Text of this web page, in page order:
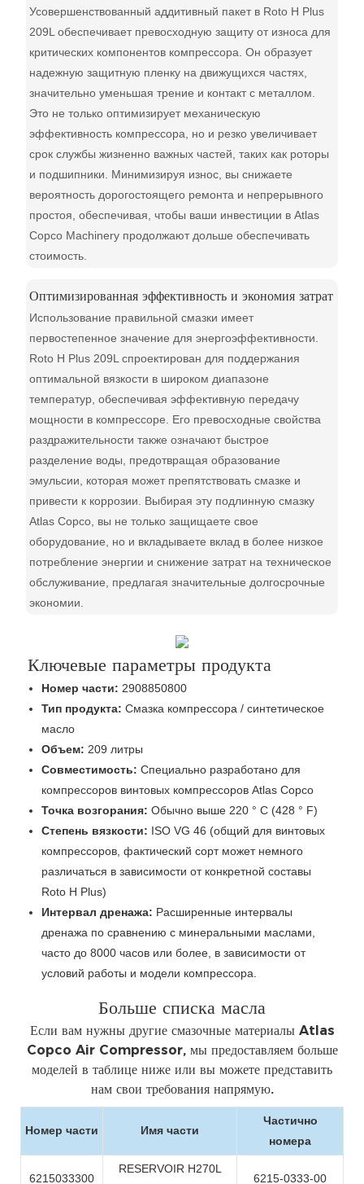
Усовершенствованный аддитивный пакет в Roto H Plus
209L обеспечивает превосходную защиту от износа для
критических компонентов компрессора. Он образует
надежную защитную пленку на движущихся частях,
значительно уменьшая трение и контакт с металлом.
Это не только оптимизирует механическую
эффективность компрессора, но и резко увеличивает
срок службы жизненно важных частей, таких как роторы
и подшипники. Минимизируя износ, вы снижаете
вероятность дорогостоящего ремонта и непрерывного
простоя, обеспечивая, чтобы ваши инвестиции в Atlas
Copco Machinery продолжают дольше обеспечивать
стоимость.
Оптимизированная эффективность и экономия затрат
Использование правильной смазки имеет
первостепенное значение для энергоэффективности.
Roto H Plus 209L спроектирован для поддержания
оптимальной вязкости в широком диапазоне
температур, обеспечивая эффективную передачу
мощности в компрессоре. Его превосходные свойства
раздражительности также означают быстрое
разделение воды, предотвращая образование
эмульсии, которая может препятствовать смазке и
привести к коррозии. Выбирая эту подлинную смазку
Atlas Copco, вы не только защищаете свое
оборудование, но и вкладываете вклад в более низкое
потребление энергии и снижение затрат на техническое
обслуживание, предлагая значительные долгосрочные
экономии.
Ключевые параметры продукта
Номер части: 2908850800
Тип продукта: Смазка компрессора / синтетическое
масло
Объем: 209 литры
Совместимость: Специально разработано для
компрессоров винтовых компрессоров Atlas Copco
Точка возгорания: Обычно выше 220 ° C (428 ° F)
Степень вязкости: ISO VG 46 (общий для винтовых
компрессоров, фактический сорт может немного
различаться в зависимости от конкретной составы
Roto H Plus)
Интервал дренажа: Расширенные интервалы
дренажа по сравнению с минеральными маслами,
часто до 8000 часов или более, в зависимости от
условий работы и модели компрессора.
Больше списка масла
Если вам нужны другие смазочные материалы Atlas
Copco Air Compressor, мы предоставляем больше
моделей в таблице ниже или вы можете представить
нам свои требования напрямую.
Номер части Имя части
Частично
номера
6215033300
RESERVOIR H270L
6215-0333-00